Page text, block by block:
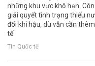
những khu vực khô hạn.
giải quyết tình trạng thiếu
đổi khí hậu, dù vẫn cần
tế.
Tin Quốc tế